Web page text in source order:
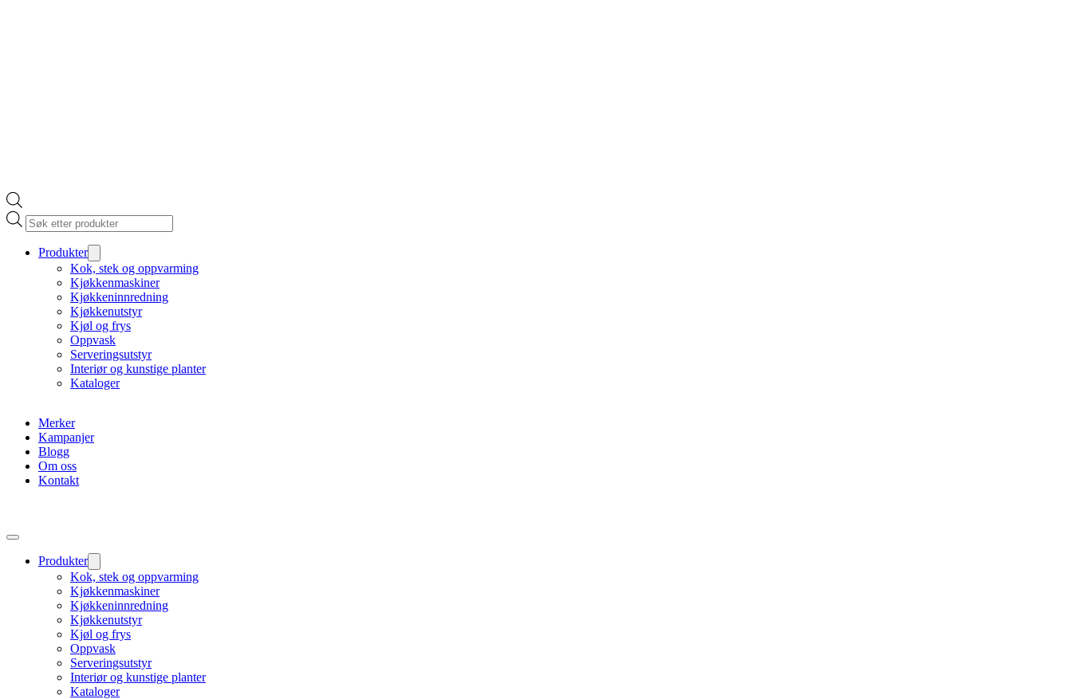
Products
search
Produkter
Kok, stek og oppvarming
Kjøkkenmaskiner
Kjøkkeninnredning
Kjøkkenutstyr
Kjøl og frys
Oppvask
Serveringsutstyr
Interiør og kunstige planter
Kataloger
Merker
Kampanjer
Blogg
Om oss
Kontakt
Produkter
Kok, stek og oppvarming
Kjøkkenmaskiner
Kjøkkeninnredning
Kjøkkenutstyr
Kjøl og frys
Oppvask
Serveringsutstyr
Interiør og kunstige planter
Kataloger